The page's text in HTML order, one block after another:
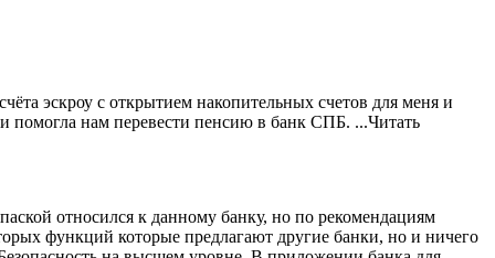
эскроу с открытием накопительных счетов для меня и
помогла нам перевести пенсию в банк СПБ. ...Читать
относился к данному банку, но по рекомендациям
функций которые предлагают другие банки, но и ничего